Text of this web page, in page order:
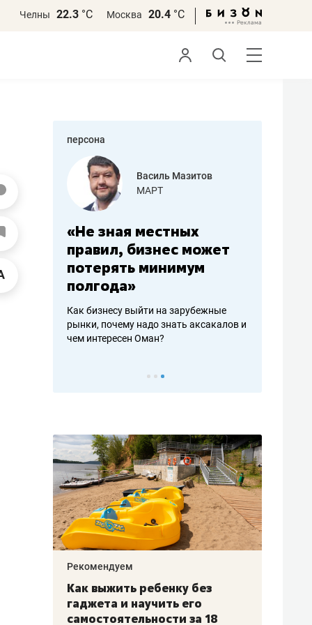
Челны 22.3 °С Москва 20.4 °С
персона
работа
Василь Мазитов
МАРТ
«Не зная местных
правил, бизнес может
потерять минимум
полгода»
Как бизнесу выйти на зарубежные
рынки, почему надо знать аксакалов и
чем интересен Оман?
–
Рекомендуем
Как выжить ребенку без
гаджета и научить его
самостоятельности за 18